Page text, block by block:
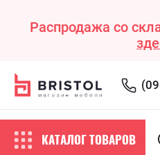
Распродажа со
КАТАЛОГ ТОВАРОВ